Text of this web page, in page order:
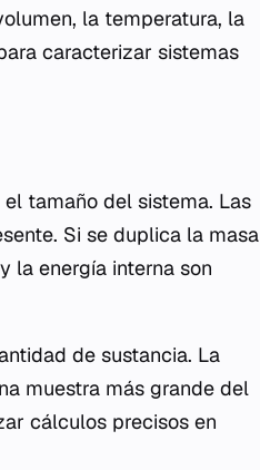
la temperatura, la
caracterizar sistemas
tamaño del sistema. Las
Si se duplica la masa
la energía interna son
de sustancia. La
muestra más grande del
cálculos precisos en